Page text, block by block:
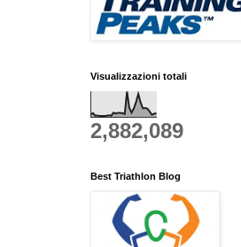
Visualizzazioni totali
2,882,089
Best Triathlon Blog